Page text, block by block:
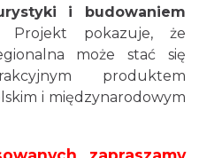
i budowaniem
Projekt pokazuje, że
może stać się
produktem
i międzynarodowym